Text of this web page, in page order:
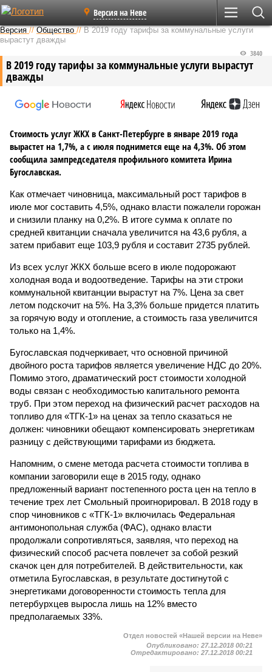
Версия на Неве
Версия //Общество //В 2019 году тарифы за коммунальные услуги
вырастут дважды
В 2019 году тарифы за коммунальные услуги вырастут
дважды
3840
Стоимость услуг ЖКХ в Санкт-Петербурге в январе 2019 года
вырастет на 1,7%, а с июля поднимется еще на 4,3%. Об этом
сообщила зампредседателя профильного комитета Ирина
Бугославская.
Как отмечает чиновница, максимальный рост тарифов в
июле мог составить 4,5%, однако власти пожалели горожан
и снизили планку на 0,2%. В итоге сумма к оплате по
средней квитанции сначала увеличится на 43,6 рубля, а
затем прибавит еще 103,9 рубля и составит 2735 рублей.
Из всех услуг ЖКХ больше всего в июле подорожают
холодная вода и водоотведение. Тарифы на эти строки
коммунальной квитанции вырастут на 7%. Цена за свет
летом подскочит на 5%. На 3,3% больше придется платить
за горячую воду и отопление, а стоимость газа увеличится
только на 1,4%.
Бугославская подчеркивает, что основной причиной
двойного роста тарифов является увеличение НДС до 20%.
Помимо этого, драматический рост стоимости холодной
воды связан с необходимостью капитального ремонта
труб. При этом переход на физический расчет расходов на
топливо для «ТГК-1» на ценах за тепло сказаться не
должен: чиновники обещают компенсировать энергетикам
разницу с действующими тарифами из бюджета.
Напомним, о смене метода расчета стоимости топлива в
компании заговорили еще в 2015 году, однако
предложенный вариант постепенного роста цен на тепло в
течение трех лет Смольный проигнорировал. В 2018 году в
спор чиновников с «ТГК-1» включилась Федеральная
антимонопольная служба (ФАС), однако власти
продолжали сопротивляться, заявляя, что переход на
физический способ расчета повлечет за собой резкий
скачок цен для потребителей. В действительности, как
отметила Бугославская, в результате достигнутой с
энергетиками договоренности стоимость тепла для
петербурхцев выросла лишь на 12% вместо
предполагаемых 33%.
Отдел новостей «Нашей версии на Неве»
Опубликовано: 27.12.2018 00:21
Отредактировано: 27.12.2018 00:21